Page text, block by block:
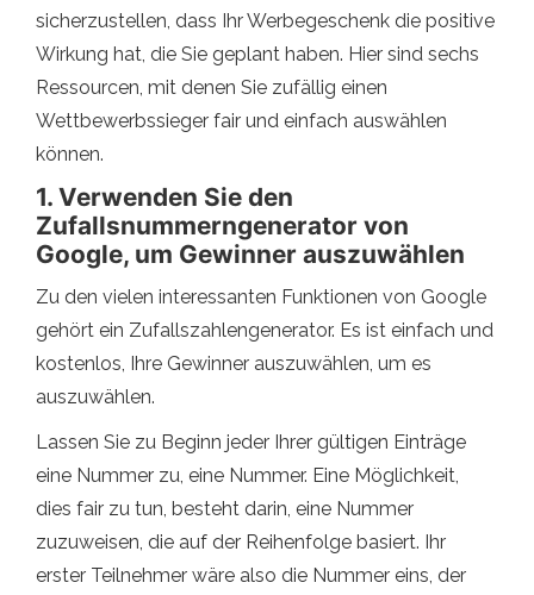
sicherzustellen, dass Ihr Werbegeschenk die positive
Wirkung hat, die Sie geplant haben. Hier sind sechs
Ressourcen, mit denen Sie zufällig einen
Wettbewerbssieger fair und einfach auswählen
können.
1. Verwenden Sie den
Zufallsnummerngenerator von
Google, um Gewinner auszuwählen
Zu den vielen interessanten Funktionen von Google
gehört ein Zufallszahlengenerator. Es ist einfach und
kostenlos, Ihre Gewinner auszuwählen, um es
auszuwählen.
Lassen Sie zu Beginn jeder Ihrer gültigen Einträge
eine Nummer zu, eine Nummer. Eine Möglichkeit,
dies fair zu tun, besteht darin, eine Nummer
zuzuweisen, die auf der Reihenfolge basiert. Ihr
erster Teilnehmer wäre also die Nummer eins, der